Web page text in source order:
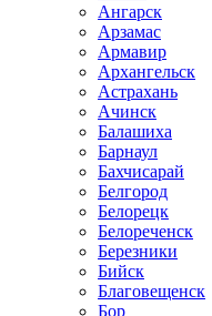
Ангарск
Арзамас
Армавир
Архангельск
Астрахань
Ачинск
Балашиха
Барнаул
Бахчисарай
Белгород
Белорецк
Белореченск
Березники
Бийск
Благовещенск
Бор